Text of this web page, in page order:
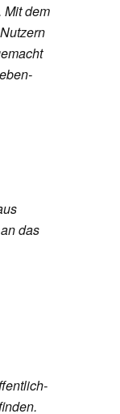
Mit dem
das